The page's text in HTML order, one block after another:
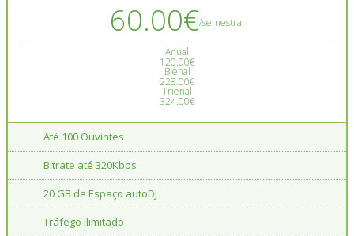
60.00€/semestral
Anual
120.00€
Bienal
228.00€
Trienal
324.00€
Até 100 Ouvintes
Bitrate até 320Kbps
20 GB de Espaço autoDJ
Tráfego Ilimitado